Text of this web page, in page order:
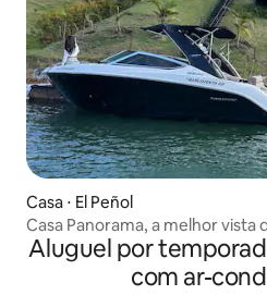
Casa ⋅ El Peñol
Casa Panorama, a melhor vista
Aluguel por
com ar-